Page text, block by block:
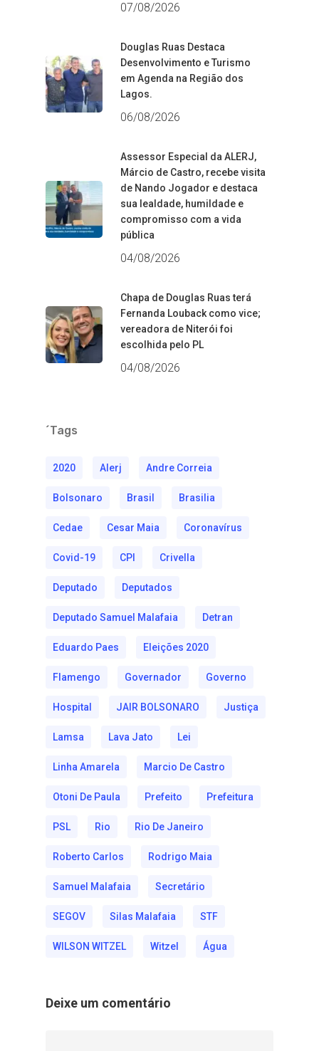
07/08/2026
Douglas Ruas Destaca
Desenvolvimento e Turismo
em Agenda na Região dos
Lagos.
06/08/2026
Assessor Especial da ALERJ,
Márcio de Castro, recebe visita
de Nando Jogador e destaca
sua lealdade, humildade e
compromisso com a vida
pública
04/08/2026
Chapa de Douglas Ruas terá
Fernanda Louback como vice;
vereadora de Niterói foi
escolhida pelo PL
04/08/2026
´Tags
2020 Alerj Andre Correia
Bolsonaro Brasil Brasilia
Cedae Cesar Maia Coronavírus
Covid-19 CPI Crivella
Deputado Deputados
Deputado Samuel Malafaia Detran
Eduardo Paes Eleições 2020
Flamengo Governador Governo
Hospital JAIR BOLSONARO Justiça
Lamsa Lava Jato Lei
Linha Amarela Marcio De Castro
Otoni De Paula Prefeito Prefeitura
PSL Rio Rio De Janeiro
Roberto Carlos Rodrigo Maia
Samuel Malafaia Secretário
SEGOV Silas Malafaia STF
WILSON WITZEL Witzel Água
Deixe um comentário